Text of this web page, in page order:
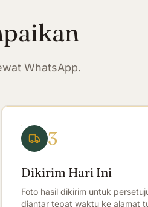
WhatsApp.
3
Dikirim Hari Ini
Foto hasil dikirim untuk
diantar tepat waktu ke alamat